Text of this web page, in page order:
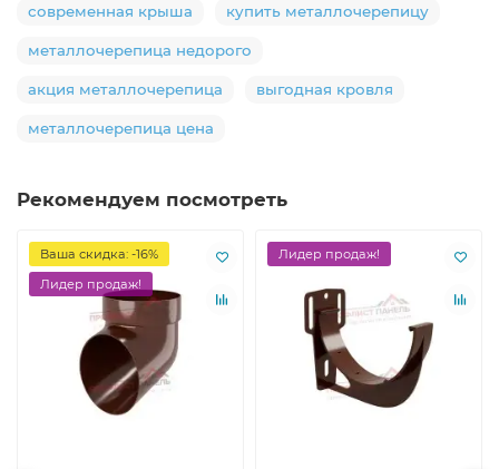
современная крыша купить металлочерепицу
металлочерепица недорого
акция металлочерепица выгодная кровля
металлочерепица цена
Рекомендуем посмотреть
Ваша скидка: -16%
Лидер продаж!
Лидер продаж!